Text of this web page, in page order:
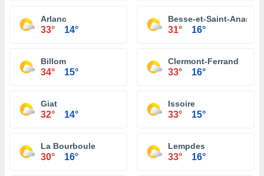
Arlanc
33° 14°
Besse-et-Saint-
31° 16°
Billom
34° 15°
Clermont-Ferrand
33° 16°
Giat
32° 14°
Issoire
33° 15°
La Bourboule
30° 16°
Lempdes
33° 16°